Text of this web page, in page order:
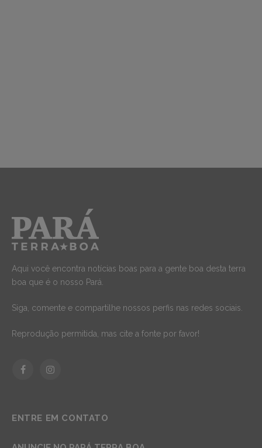
Aqui você encontra notícias boas para a gente boa desta terra
boa que é o nosso Pará.
Siga, comente e compartilhe nossos perfis nas redes sociais.
Reprodução permitida, mas cite a fonte por favor!
FacebookInstagram
ENTRE EM CONTATO